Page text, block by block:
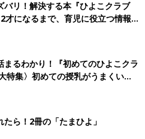
バリ！解決する本『ひよこクラブ
になるまで、育児に役立つ情報が
まるわかり！『初めてのひよこクラ
特集〉初めての授乳がうまくい
ルクの基本と夏のトラブル 解決テ
ら！2冊の「たまひよ」